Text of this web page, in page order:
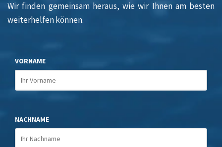
Wir finden gemeinsam heraus, wie wir Ihnen am besten
weiterhelfen können.
VORNAME
NACHNAME